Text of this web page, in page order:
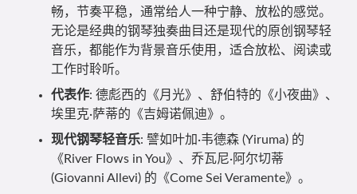
畅，节奏平稳，通常给人一种宁静、放松的感觉。
无论是经典的钢琴独奏曲目还是现代的原创钢琴轻
音乐，都能作为背景音乐使用，适合放松、阅读或
工作时聆听。
代表作: 德彪西的《月光》、舒伯特的《小夜曲》、
埃里克·萨蒂的《吉姆诺佩迪》。
现代钢琴轻音乐: 譬如叶加·韦德森 (Yiruma) 的
《River Flows in You》、乔瓦尼·阿尔切蒂
(Giovanni Allevi) 的《Come Sei Veramente》。